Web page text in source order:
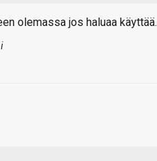
olemassa jos haluaa käyttää.